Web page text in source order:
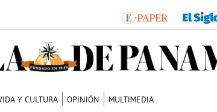
Y CULTURA OPINIÓN MULTIMEDIA